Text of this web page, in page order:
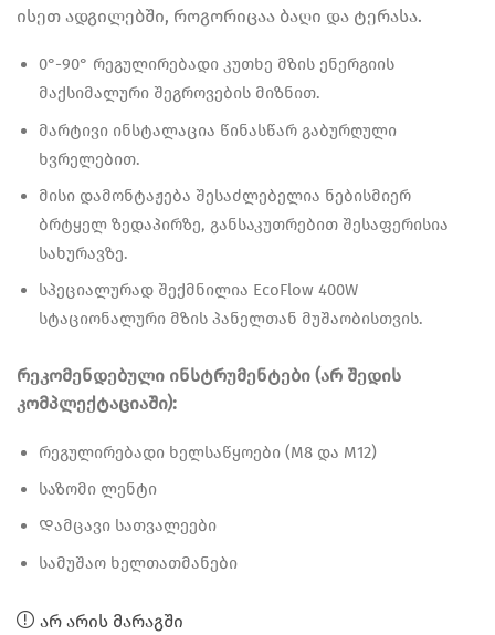
ისეთ ადგილებში, როგორიცაა ბაღი და ტერასა.
0°-90° რეგულირებადი კუთხე მზის ენერგიის
მაქსიმალური შეგროვების მიზნით.
მარტივი ინსტალაცია წინასწარ გაბურღული
ხვრელებით.
მისი დამონტაჟება შესაძლებელია ნებისმიერ
ბრტყელ ზედაპირზე, განსაკუთრებით შესაფერისია
სახურავზე.
სპეციალურად შექმნილია EcoFlow 400W
სტაციონალური მზის პანელთან მუშაობისთვის.
რეკომენდებული ინსტრუმენტები (არ შედის
კომპლექტაციაში):
რეგულირებადი ხელსაწყოები (M8 და M12)
საზომი ლენტი
Დამცავი სათვალეები
სამუშაო ხელთათმანები
არ არის მარაგში